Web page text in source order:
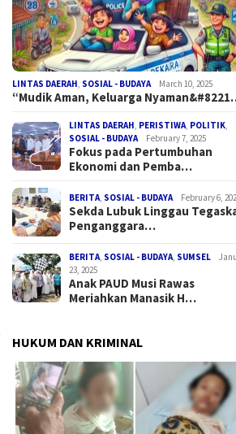
LINTAS DAERAH, SOSIAL - BUDAYA March 10, 2025
“Mudik Aman, Keluarga
LINTAS DAERAH, PERISTIWA, POLITIK,
SOSIAL - BUDAYA
February 7, 2025
Fokus pada Pertumbuhan
Ekonomi dan Pemba…
BERITA, SOSIAL - BUDAYA February 6,
Sekda Lubuk Linggau
Penganggara…
BERITA, SOSIAL - BUDAYA, SUMSEL
23, 2025
Anak PAUD Musi Rawas
Meriahkan Manasik H…
HUKUM DAN KRIMINAL